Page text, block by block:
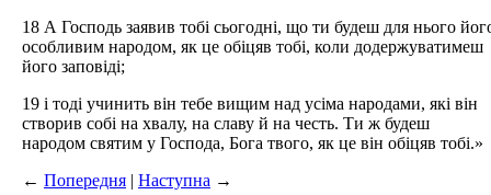
18 А Господь заявив тобі сьогодні, що ти будеш для нього
особливим народом, як це обіцяв тобі, коли додержуватимеш
його заповіді;
19 і тоді учинить він тебе вищим над усіма народами, які він
створив собі на хвалу, на славу й на честь. Ти ж будеш
народом святим у Господа, Бога твого, як це він обіцяв тобі.»
← Попередня | Наступна →